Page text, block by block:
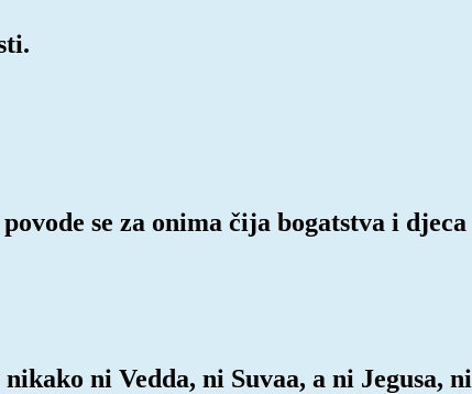
se za onima čija bogatstva i djeca
ni Vedda, ni Suvaa, a ni Jegusa, ni